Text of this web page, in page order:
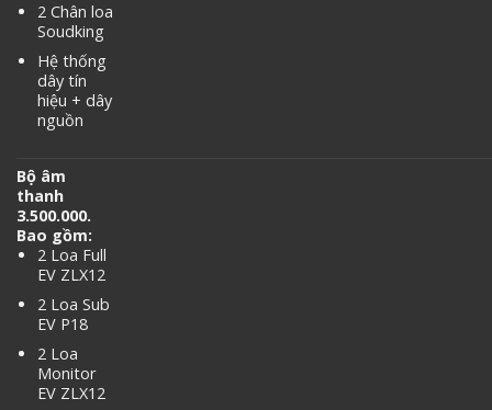
2 Chân loa
Soudking
Hệ thống
dây tín
hiệu + dây
nguồn
Bộ âm
thanh
3.500.000.
Bao gồm:
2 Loa Full
EV ZLX12
2 Loa Sub
EV P18
2 Loa
Monitor
EV ZLX12